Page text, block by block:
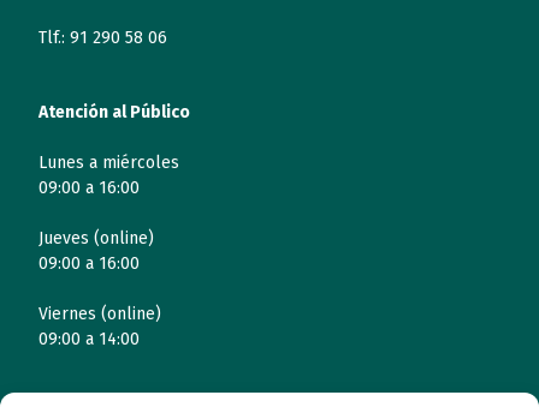
Tlf.: 91 290 58 06
Atención al Público
Lunes a miércoles
09:00 a 16:00
Jueves (online)
09:00 a 16:00
Viernes (online)
09:00 a 14:00